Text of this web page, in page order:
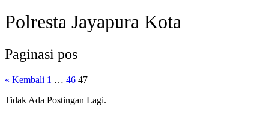
Polresta Jayapura Kota
Paginasi pos
« Kembali 1 … 46 47
Tidak Ada Postingan Lagi.